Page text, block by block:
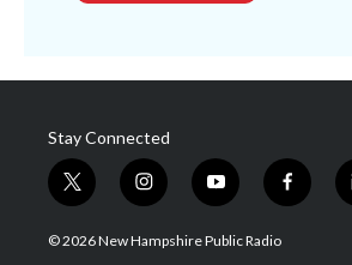
Stay Connected
t
w
i
i
n
s
y
o
u
f
a
© 2026 New Hampshire Public Radio